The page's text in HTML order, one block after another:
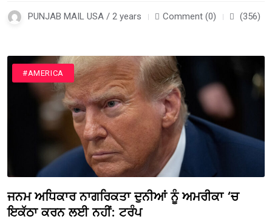
PUNJAB MAIL USA / 2 years Comment (0) (356)
#AMERICA
ਜਨਮ ਅਧਿਕਾਰ ਨਾਗਰਿਕਤਾ ਦੁਨੀਆਂ ਨੂੰ ਅਮਰੀਕਾ ‘ਚ
ਇਕੱਠਾ ਕਰਨ ਲਈ ਨਹੀਂ: ਟਰੰਪ